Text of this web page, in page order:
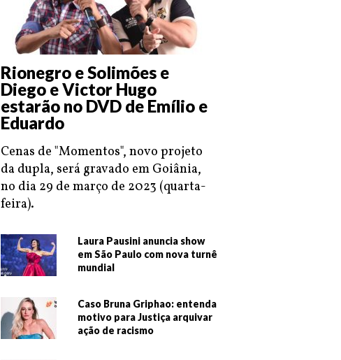
Rionegro e Solimões e
Diego e Victor Hugo
estarão no DVD de Emílio e
Eduardo
Cenas de "Momentos", novo projeto
da dupla, será gravado em Goiânia,
no dia 29 de março de 2023 (quarta-
feira).
Laura Pausini anuncia show
em São Paulo com nova turnê
mundial
Caso Bruna Griphao: entenda
motivo para Justiça arquivar
ação de racismo